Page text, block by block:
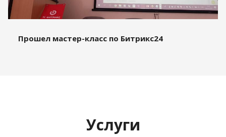
Прошел мастер-класс по Битрикс24
Услуги